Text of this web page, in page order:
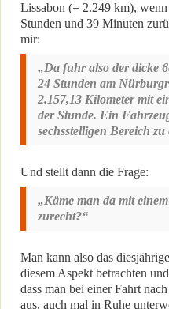
Lissabon (= 2.249 km),
Stunden und 39 Minuten
mir:
„Da fuhr also der dicke
24 Stunden am
2.157,13 Kilometer mit
der Stunde. Ein
sechsstelligen Bereich
Und stellt dann die Frage:
„Käme man da mit
zurecht?“
Man kann also das
diesem Aspekt betrachten
dass man bei einer Fahrt
aus, auch mal in Ruhe